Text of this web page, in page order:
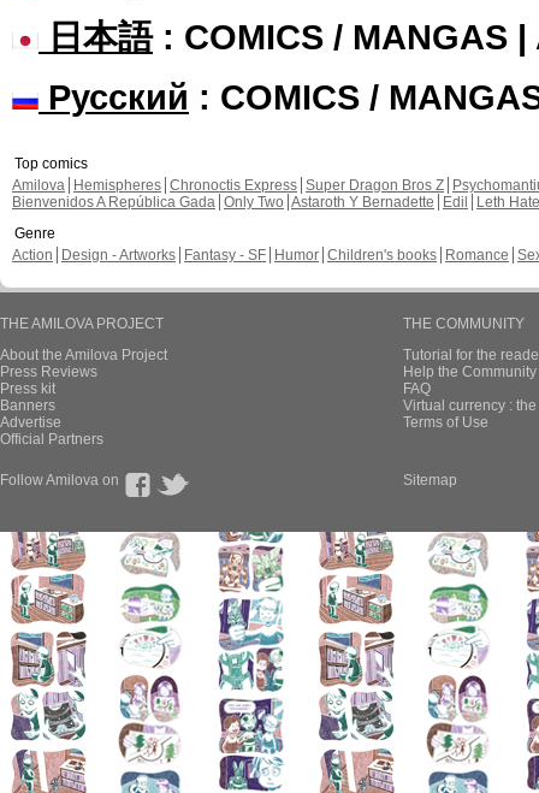
日本語: COMICS / MANGAS |
Русский : COMICS /
Top comics
Amilova
Hemispheres Chronoctis Express Super Dragon Bros Z
Bienvenidos A República Gada Only Two Astaroth Y Bernadette Edil
Leth Hate
Genre
Action
Design - Artworks Fantasy - SF Humor Children's books Romance
THE AMILOVA PROJECT
About the Amilova Project
Press Reviews
Press kit
Banners
Advertise
Official Partners
THE COMMUNITY
Tutorial for the
Help the
FAQ
Virtual currency :
Terms of Use
Follow Amilova on Sitemap